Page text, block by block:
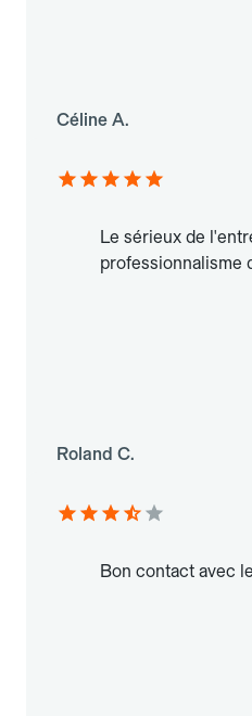
Céline A.
Le sérieux de
professionnalisme
Roland C.
Bon contact avec